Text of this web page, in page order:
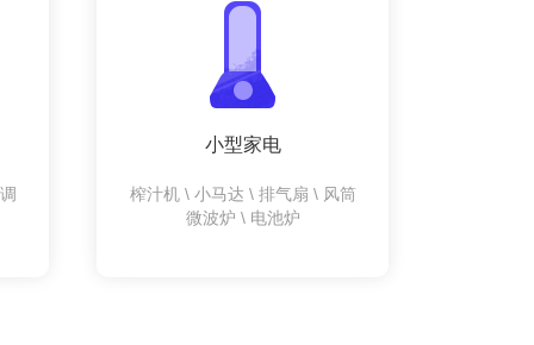
小型家电
榨汁机 \ 小马达 \ 排气扇 \ 风筒
微波炉 \ 电池炉